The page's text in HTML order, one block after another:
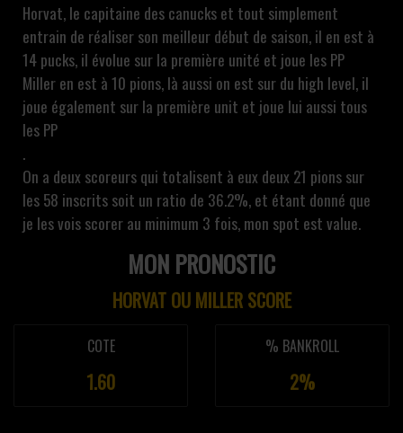
Horvat, le capitaine des canucks et tout simplement
entrain de réaliser son meilleur début de saison, il en est à
14 pucks, il évolue sur la première unité et joue les PP
Miller en est à 10 pions, là aussi on est sur du high level, il
joue également sur la première unit et joue lui aussi tous
les PP
.
On a deux scoreurs qui totalisent à eux deux 21 pions sur
les 58 inscrits soit un ratio de 36.2%, et étant donné que
je les vois scorer au minimum 3 fois, mon spot est value.
MON PRONOSTIC
HORVAT OU MILLER SCORE
COTE
1.60
% BANKROLL
2%